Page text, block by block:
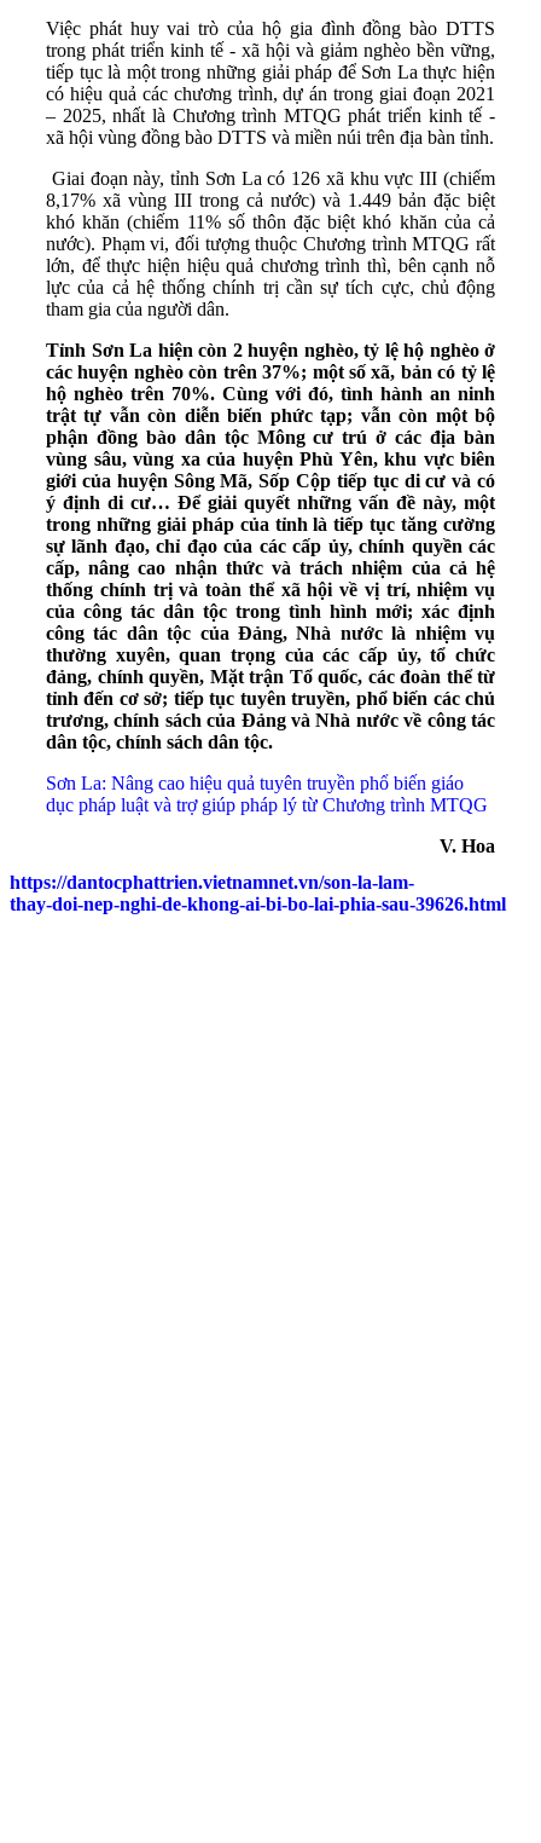
Việc phát huy vai trò của hộ gia đình đồng bào DTTS
trong phát triển kinh tế - xã hội và giảm nghèo bền vững,
tiếp tục là một trong những giải pháp để Sơn La thực hiện
có hiệu quả các chương trình, dự án trong giai đoạn 2021
– 2025, nhất là Chương trình MTQG phát triển kinh tế -
xã hội vùng đồng bào DTTS và miền núi trên địa bàn tỉnh.
Giai đoạn này, tỉnh Sơn La có 126 xã khu vực III (chiếm
8,17% xã vùng III trong cả nước) và 1.449 bản đặc biệt
khó khăn (chiếm 11% số thôn đặc biệt khó khăn của cả
nước). Phạm vi, đối tượng thuộc Chương trình MTQG rất
lớn, để thực hiện hiệu quả chương trình thì, bên cạnh nỗ
lực của cả hệ thống chính trị cần sự tích cực, chủ động
tham gia của người dân.
Tỉnh Sơn La hiện còn 2 huyện nghèo, tỷ lệ hộ nghèo ở
các huyện nghèo còn trên 37%; một số xã, bản có tỷ lệ
hộ nghèo trên 70%. Cùng với đó, tình hành an ninh
trật tự vẫn còn diễn biến phức tạp; vẫn còn một bộ
phận đồng bào dân tộc Mông cư trú ở các địa bàn
vùng sâu, vùng xa của huyện Phù Yên, khu vực biên
giới của huyện Sông Mã, Sốp Cộp tiếp tục di cư và có
ý định di cư… Để giải quyết những vấn đề này, một
trong những giải pháp của tỉnh là tiếp tục tăng cường
sự lãnh đạo, chỉ đạo của các cấp ủy, chính quyền các
cấp, nâng cao nhận thức và trách nhiệm của cả hệ
thống chính trị và toàn thể xã hội về vị trí, nhiệm vụ
của công tác dân tộc trong tình hình mới; xác định
công tác dân tộc của Đảng, Nhà nước là nhiệm vụ
thường xuyên, quan trọng của các cấp ủy, tổ chức
đảng, chính quyền, Mặt trận Tổ quốc, các đoàn thể từ
tỉnh đến cơ sở; tiếp tục tuyên truyền, phổ biến các chủ
trương, chính sách của Đảng và Nhà nước về công tác
dân tộc, chính sách dân tộc.
Sơn La: Nâng cao hiệu quả tuyên truyền phổ biến giáo
dục pháp luật và trợ giúp pháp lý từ Chương trình MTQG
V. Hoa
https://dantocphattrien.vietnamnet.vn/son-la-lam-
thay-doi-nep-nghi-de-khong-ai-bi-bo-lai-phia-sau-39626.html